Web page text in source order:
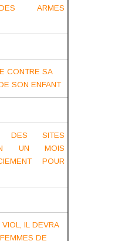
ARMES
CONTRE SA
SON ENFANT
DES SITES
EN UN MOIS
POUR
IL DEVRA
DE